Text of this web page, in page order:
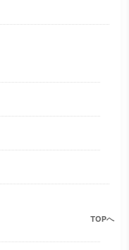
TOPへ